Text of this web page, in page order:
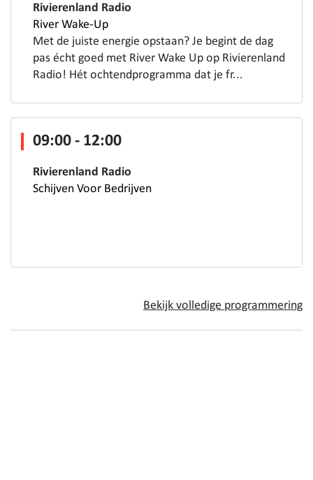
Rivierenland Radio
River Wake-Up
Met de juiste energie opstaan? Je begint de dag
pas écht goed met River Wake Up op Rivierenland
Radio! Hét ochtendprogramma dat je fr...
09:00 - 12:00
Rivierenland Radio
Schijven Voor Bedrijven
Bekijk volledige programmering